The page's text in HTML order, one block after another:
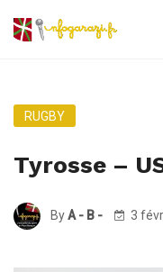
RUGBY
Tyrosse –
ByA - B - 3